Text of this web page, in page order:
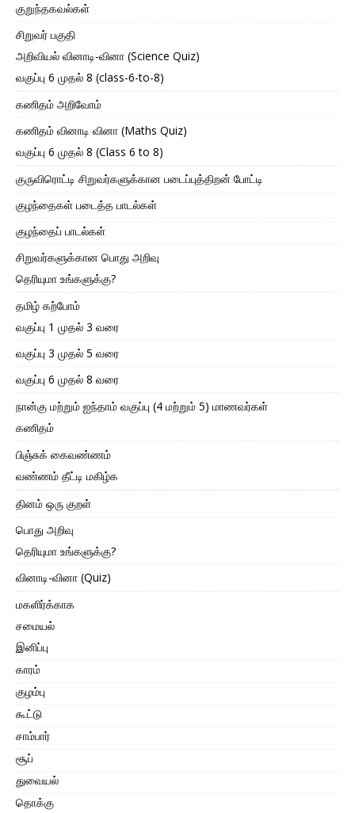
குறுந்தகவல்கள்
சிறுவர் பகுதி
அறிவியல் வினாடி-வினா (Science Quiz)
வகுப்பு 6 முதல் 8 (class-6-to-8)
கணிதம் அறிவோம்
கணிதம் வினாடி வினா (Maths Quiz)
வகுப்பு 6 முதல் 8 (Class 6 to 8)
குருவிரொட்டி சிறுவர்களுக்கான படைப்புத்திறன் போட்டி
குழந்தைகள் படைத்த பாடல்கள்
குழந்தைப் பாடல்கள்
சிறுவர்களுக்கான பொது அறிவு
தெரியுமா உங்களுக்கு?
தமிழ் கற்போம்
வகுப்பு 1 முதல் 3 வரை
வகுப்பு 3 முதல் 5 வரை
வகுப்பு 6 முதல் 8 வரை
நான்கு மற்றும் ஐந்தாம் வகுப்பு (4 மற்றும் 5) மாணவர்கள்
கணிதம்
பிஞ்சுக் கைவண்ணம்
வண்ணம் தீட்டி மகிழ்க
தினம் ஒரு குறள்
பொது அறிவு
தெரியுமா உங்களுக்கு?
வினாடி-வினா (Quiz)
மகளிர்க்காக
சமையல்
இனிப்பு
காரம்
குழம்பு
கூட்டு
சாம்பார்
சூப்
துவையல்
தொக்கு